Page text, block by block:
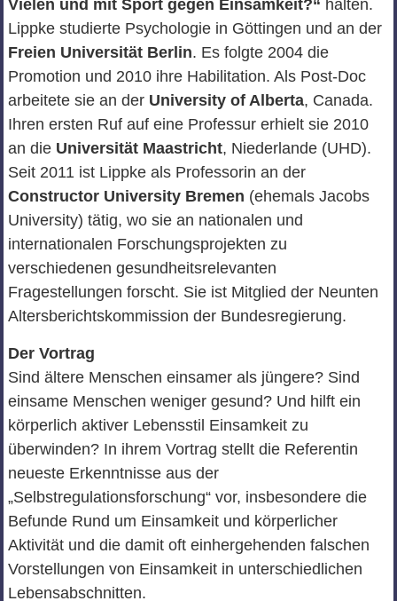
Vielen und mit Sport gegen Einsamkeit?“ halten.
Lippke studierte Psychologie in Göttingen und an der
Freien Universität Berlin. Es folgte 2004 die
Promotion und 2010 ihre Habilitation. Als Post-Doc
arbeitete sie an der University of Alberta, Canada.
Ihren ersten Ruf auf eine Professur erhielt sie 2010
an die Universität Maastricht, Niederlande (UHD).
Seit 2011 ist Lippke als Professorin an der
Constructor University Bremen (ehemals Jacobs
University) tätig, wo sie an nationalen und
internationalen Forschungsprojekten zu
verschiedenen gesundheitsrelevanten
Fragestellungen forscht. Sie ist Mitglied der Neunten
Altersberichtskommission der Bundesregierung.
Der Vortrag
Sind ältere Menschen einsamer als jüngere? Sind
einsame Menschen weniger gesund? Und hilft ein
körperlich aktiver Lebensstil Einsamkeit zu
überwinden? In ihrem Vortrag stellt die Referentin
neueste Erkenntnisse aus der
„Selbstregulationsforschung“ vor, insbesondere die
Befunde Rund um Einsamkeit und körperlicher
Aktivität und die damit oft einhergehenden falschen
Vorstellungen von Einsamkeit in unterschiedlichen
Lebensabschnitten.